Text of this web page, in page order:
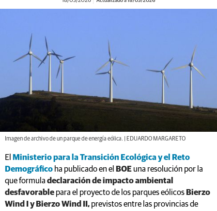
Imagen de archivo de un parque de energía eólica. | EDUARDO MARGARETO
El Ministerio para la Transición Ecológica y el Reto
Demográfico ha publicado en el BOE una resolución por la
que formula declaración de impacto ambiental
desfavorable para el proyecto de los parques eólicos Bierzo
Wind I y Bierzo Wind II, previstos entre las provincias de